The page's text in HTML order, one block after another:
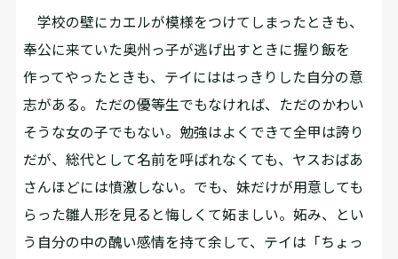
学校の壁にカエルが模様をつけてしまったときも、
奉公に来ていた奥州っ子が逃げ出すときに握り飯を
作ってやったときも、テイにははっきりした自分の意
志がある。ただの優等生でもなければ、ただのかわい
そうな女の子でもない。勉強はよくできて全甲は誇り
だが、総代として名前を呼ばれなくても、ヤスおばあ
さんほどには憤激しない。でも、妹だけが用意しても
らった雛人形を見ると悔しくて妬ましい。妬み、とい
う自分の中の醜い感情を持て余して、テイは「ちょっ